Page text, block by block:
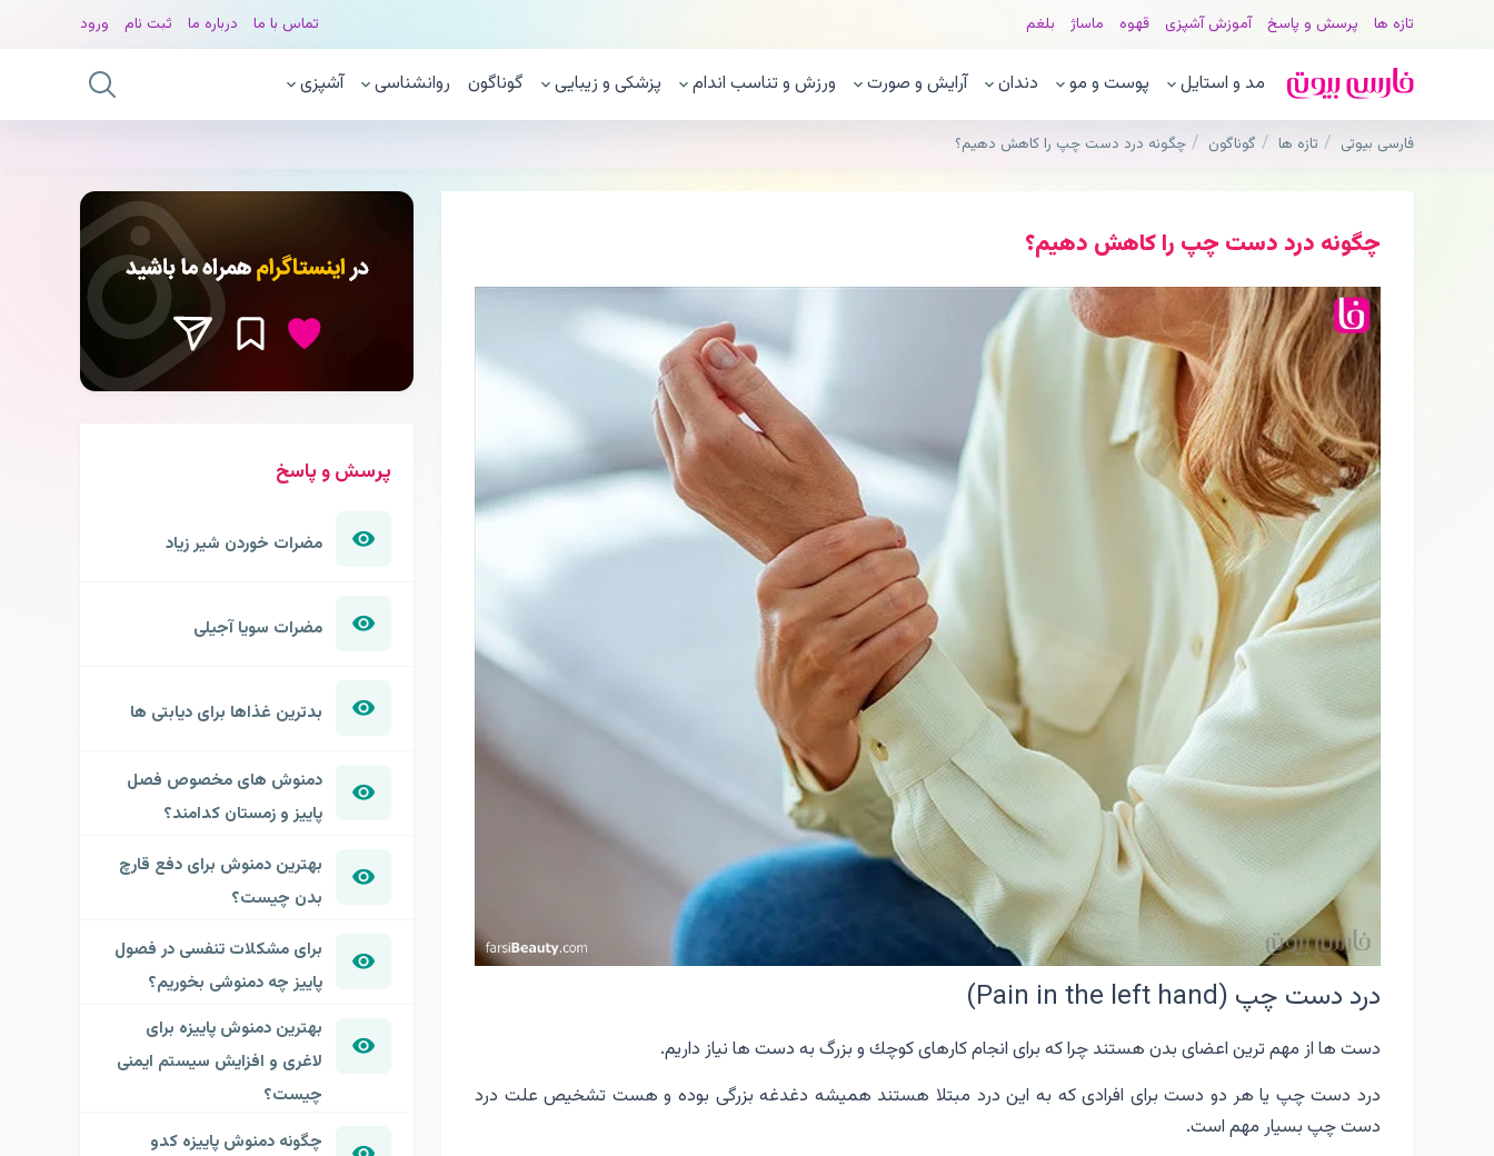
تازه ها پرسش و پاسخ آموزش آشپزی قهوه ماساژ بلغم تماس با ما درباره ما ثبت نام ورود
مد و استایل پوست و مو دندان آرایش و صورت ورزش و تناسب اندام پزشکی و زیبایی گوناگون روانشناسی آشپزی
فارسی بیوتی تازه ها گوناگون چگونه درد دست چپ را كاهش دهيم؟
چگونه درد دست چپ را كاهش دهيم؟
درد دست چپ (Pain in the left hand)
دست ها از مهم ترين اعضاى بدن هستند چرا كه براى انجام كارهاى كوچك و بزرگ به دست ها نياز داريم.
درد دست چپ يا هر دو دست براى افرادى كه به اين درد مبتلا هستند هميشه دغدغه بزرگى بوده و هست تشخيص علت درد
دست چپ بسيار مهم است.
پرسش و پاسخ
مضرات خوردن شیر زیاد
مضرات سویا آجیلی
بدترین غذاها برای دیابتی ها
دمنوش های مخصوص فصل
پاییز و زمستان کدامند؟
بهترین دمنوش برای دفع قارچ
بدن چیست؟
برای مشکلات تنفسی در فصول
پاییز چه دمنوشی بخوریم؟
بهترین دمنوش پاییزه برای
لاغری و افزایش سیستم ایمنی
چیست؟
چگونه دمنوش پاییزه کدو